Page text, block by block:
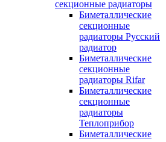
секционные радиаторы
Биметаллические
секционные
радиаторы Русский
радиатор
Биметаллические
секционные
радиаторы Rifar
Биметаллические
секционные
радиаторы
Теплоприбор
Биметаллические